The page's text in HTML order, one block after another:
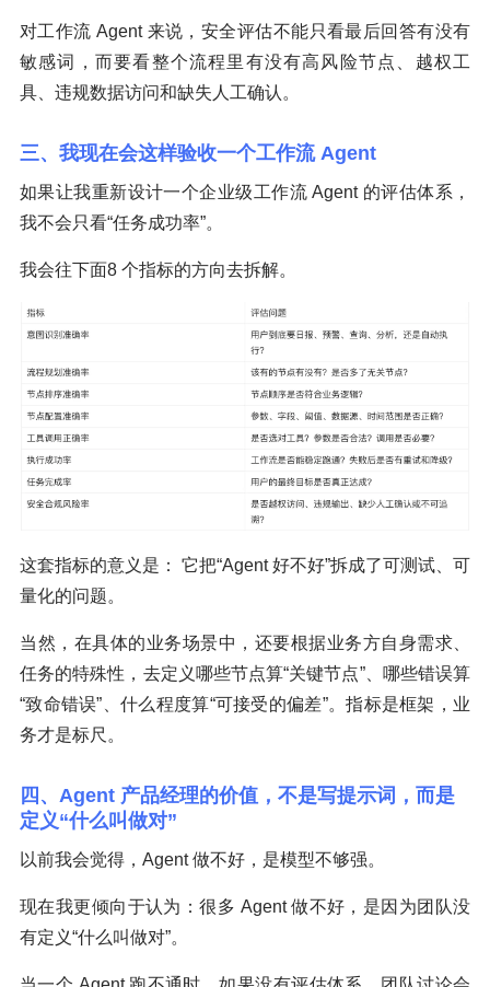
对工作流 Agent 来说，安全评估不能只看最后回答有没有
敏感词，而要看整个流程里有没有高风险节点、越权工
具、违规数据访问和缺失人工确认。
三、我现在会这样验收一个工作流 Agent
如果让我重新设计一个企业级工作流 Agent 的评估体系，
我不会只看“任务成功率”。
我会往下面8 个指标的方向去拆解。
这套指标的意义是： 它把“Agent 好不好”拆成了可测试、可
量化的问题。
当然，在具体的业务场景中，还要根据业务方自身需求、
任务的特殊性，去定义哪些节点算“关键节点”、哪些错误算
“致命错误”、什么程度算“可接受的偏差”。指标是框架，业
务才是标尺。
四、Agent 产品经理的价值，不是写提示词，而是
定义“什么叫做对”
以前我会觉得，Agent 做不好，是模型不够强。
现在我更倾向于认为：很多 Agent 做不好，是因为团队没
有定义“什么叫做对”。